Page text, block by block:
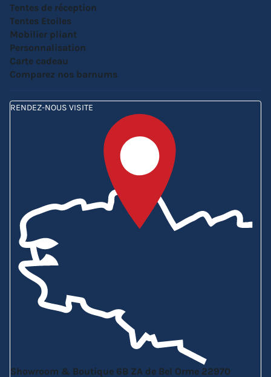
Tentes de réception
Tentes Etoiles
Mobilier pliant
Personnalisation
Carte cadeau
Comparez nos barnums
RENDEZ-NOUS VISITE
Showroom & Boutique 6B ZA de Bel Orme 22970